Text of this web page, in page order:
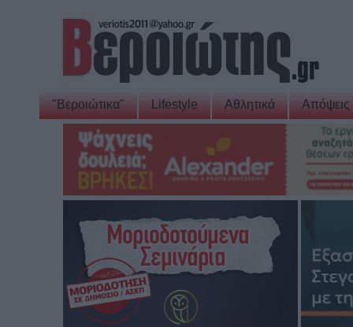
"Βεροιώτικα" Lifestyle Αθλητικά Απόψεις